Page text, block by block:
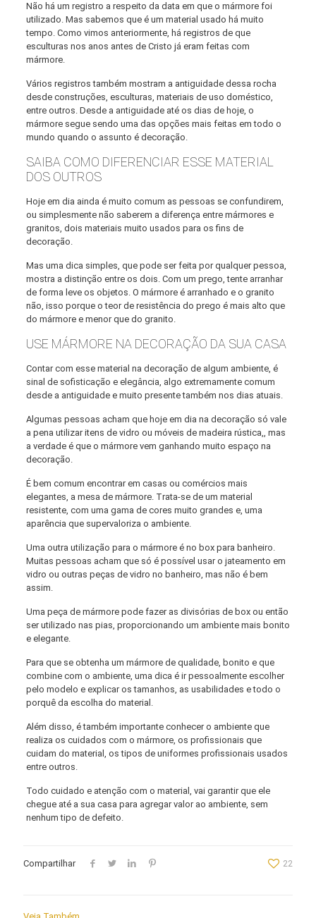
Não há um registro a respeito da data em que o mármore foi
utilizado. Mas sabemos que é um material usado há muito
tempo. Como vimos anteriormente, há registros de que
esculturas nos anos antes de Cristo já eram feitas com
mármore.
Vários registros também mostram a antiguidade dessa rocha
desde construções, esculturas, materiais de uso doméstico,
entre outros. Desde a antiguidade até os dias de hoje, o
mármore segue sendo uma das opções mais feitas em todo o
mundo quando o assunto é decoração.
SAIBA COMO DIFERENCIAR ESSE MATERIAL
DOS OUTROS
Hoje em dia ainda é muito comum as pessoas se confundirem,
ou simplesmente não saberem a diferença entre mármores e
granitos, dois materiais muito usados para os fins de
decoração.
Mas uma dica simples, que pode ser feita por qualquer pessoa,
mostra a distinção entre os dois. Com um prego, tente arranhar
de forma leve os objetos. O mármore é arranhado e o granito
não, isso porque o teor de resistência do prego é mais alto que
do mármore e menor que do granito.
USE MÁRMORE NA DECORAÇÃO DA SUA CASA
Contar com esse material na decoração de algum ambiente, é
sinal de sofisticação e elegância, algo extremamente comum
desde a antiguidade e muito presente também nos dias atuais.
Algumas pessoas acham que hoje em dia na decoração só vale
a pena utilizar itens de vidro ou móveis de madeira rústica,, mas
a verdade é que o mármore vem ganhando muito espaço na
decoração.
É bem comum encontrar em casas ou comércios mais
elegantes, a mesa de mármore. Trata-se de um material
resistente, com uma gama de cores muito grandes e, uma
aparência que supervaloriza o ambiente.
Uma outra utilização para o mármore é no box para banheiro.
Muitas pessoas acham que só é possível usar o jateamento em
vidro ou outras peças de vidro no banheiro, mas não é bem
assim.
Uma peça de mármore pode fazer as divisórias de box ou então
ser utilizado nas pias, proporcionando um ambiente mais bonito
e elegante.
Para que se obtenha um mármore de qualidade, bonito e que
combine com o ambiente, uma dica é ir pessoalmente escolher
pelo modelo e explicar os tamanhos, as usabilidades e todo o
porquê da escolha do material.
Além disso, é também importante conhecer o ambiente que
realiza os cuidados com o mármore, os profissionais que
cuidam do material, os tipos de uniformes profissionais usados
entre outros.
Todo cuidado e atenção com o material, vai garantir que ele
chegue até a sua casa para agregar valor ao ambiente, sem
nenhum tipo de defeito.
Compartilhar 22